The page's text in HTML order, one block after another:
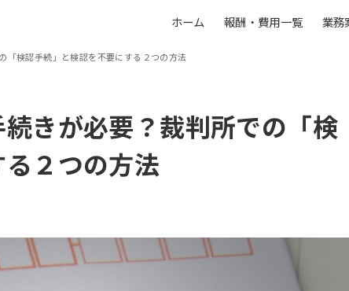
ホーム 報酬・費用一覧 業務
「検認手続」と検認を不要にする２つの方法
きが必要？裁判所での「検
２つの方法